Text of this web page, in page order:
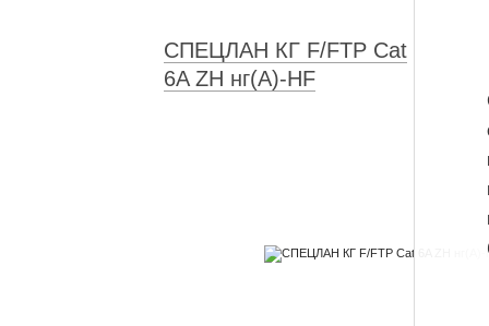
СПЕЦЛАН КГ F/FTP Cat
6A ZH нг(А)-HF